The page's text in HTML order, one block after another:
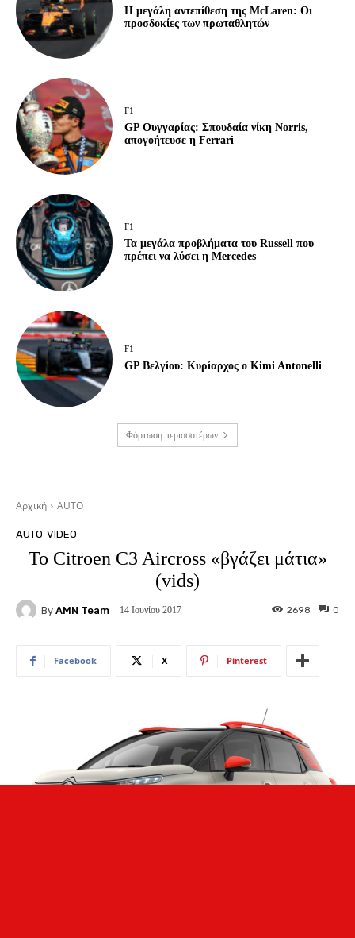
Η μεγάλη αντεπίθεση της McLaren: Οι
προσδοκίες των πρωταθλητών
F1
GP Ουγγαρίας: Σπουδαία νίκη Norris,
απογοήτευσε η Ferrari
F1
Τα μεγάλα προβλήματα του Russell που
πρέπει να λύσει η Mercedes
F1
GP Βελγίου: Κυρίαρχος ο Kimi Antonelli
Φόρτωση περισσοτέρων